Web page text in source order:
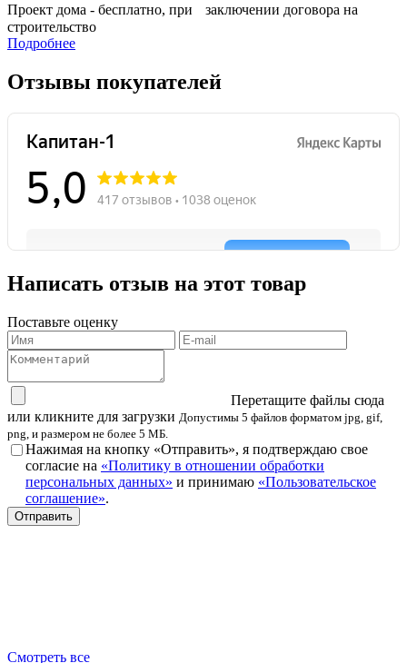
Проект дома - бесплатно, при заключении договора на
строительство
Подробнее
Отзывы покупателей
Написать отзыв на этот товар
Поставьте оценку
Перетащите файлы сюда
или кликните для загрузки Допустимы 5 файлов форматом jpg, gif,
png, и размером не более 5 МБ.
Нажимая на кнопку «Отправить», я подтверждаю свое
согласие на «Политику в отношении обработки
персональных данных» и принимаю «Пользовательское
соглашение».
Смотреть все